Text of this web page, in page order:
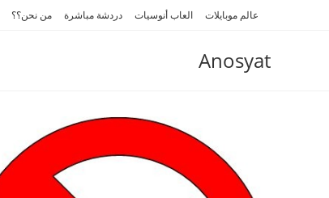
عالم موبايلات العاب أنوسيات دردشة مباشرة من نحن؟؟
Anosyat